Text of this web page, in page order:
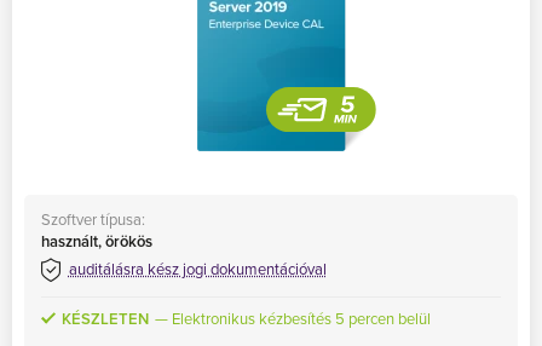
Szoftver típusa:
használt, örökös
auditálásra kész jogi dokumentációval
KÉSZLETEN Elektronikus kézbesítés 5 percen belül